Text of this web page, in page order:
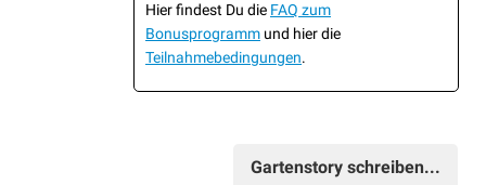
Hier findest Du die FAQ zum
Bonusprogramm und hier die
Teilnahmebedingungen.
Gartenstory schreiben...